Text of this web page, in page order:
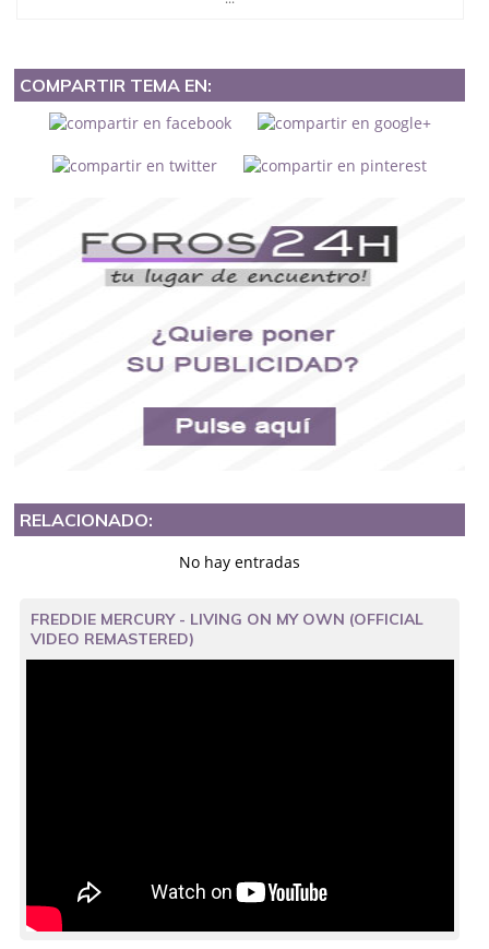
COMPARTIR TEMA EN:
RELACIONADO:
No hay entradas
FREDDIE MERCURY - LIVING ON MY OWN (OFFICIAL
VIDEO REMASTERED)